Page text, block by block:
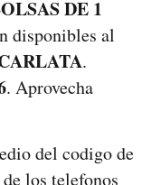
DE 1
disponibles al
.
. Aprovecha
del codigo de
los telefonos